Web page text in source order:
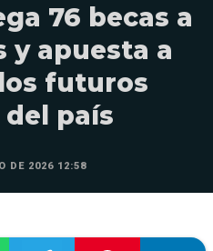
76 becas a
y apuesta a
futuros
del país
DE 2026 12:58